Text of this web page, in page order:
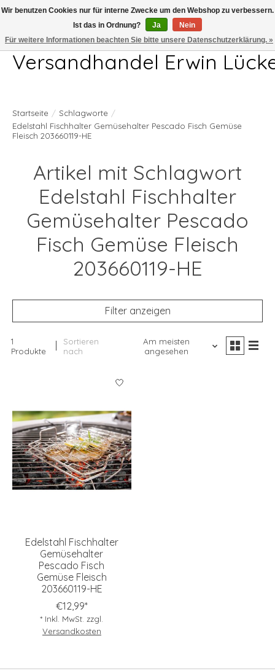
Telefon 04407 715872 MO-DO 7.00-17.00Uhr FR 7.00-13.00Uhr
Versandhandel Erwin
Startseite / Schlagworte /
Edelstahl Fischhalter Gemüsehalter Pescado Fisch Gemüse
Fleisch 203660119-HE
Artikel mit Schlagwort
Edelstahl Fischhalter
Gemüsehalter Pescado
Fisch Gemüse Fleisch
203660119-HE
Filter anzeigen
1
Produkte
Sortieren
nach
Am meisten
angesehen
Edelstahl Fischhalter
Gemüsehalter
Pescado Fisch
Gemüse Fleisch
203660119-HE
€12,99*
* Inkl. MwSt. zzgl.
Versandkosten
Wir benutzen Cookies nur für interne Zwecke um den Webshop zu verbessern.
Ist das in Ordnung?
Ja
Nein
Für weitere Informationen beachten Sie bitte unsere Datenschutzerklärung. »